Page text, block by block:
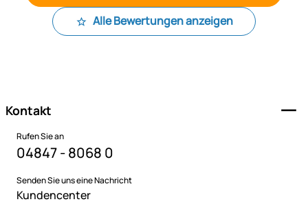
Alle Bewertungen anzeigen
Kontakt
Rufen Sie an
04847 - 8068 0
Senden Sie uns eine Nachricht
Kundencenter